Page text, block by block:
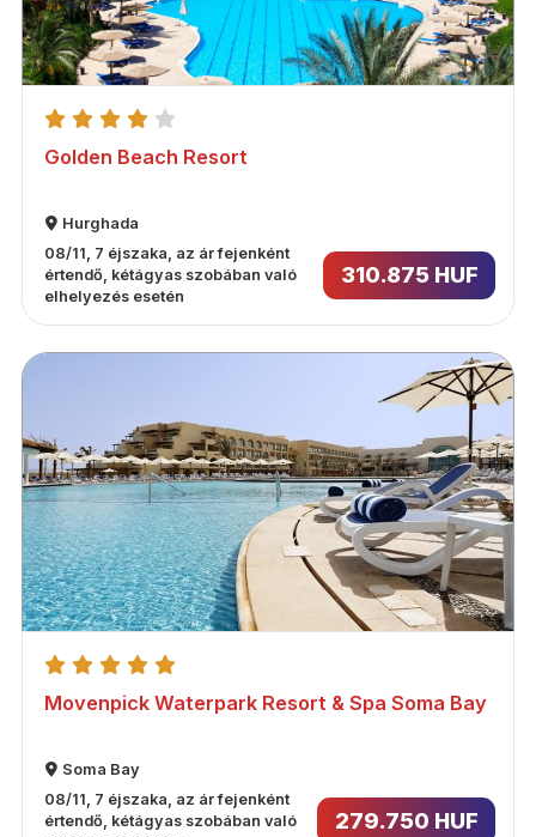
Golden Beach Resort
Hurghada
08/11, 7 éjszaka, az ár fejenként
értendő, kétágyas szobában való
elhelyezés esetén
310.875 HUF
Movenpick Waterpark Resort & Spa Soma Bay
Soma Bay
08/11, 7 éjszaka, az ár fejenként
értendő, kétágyas szobában való
279.750 HUF